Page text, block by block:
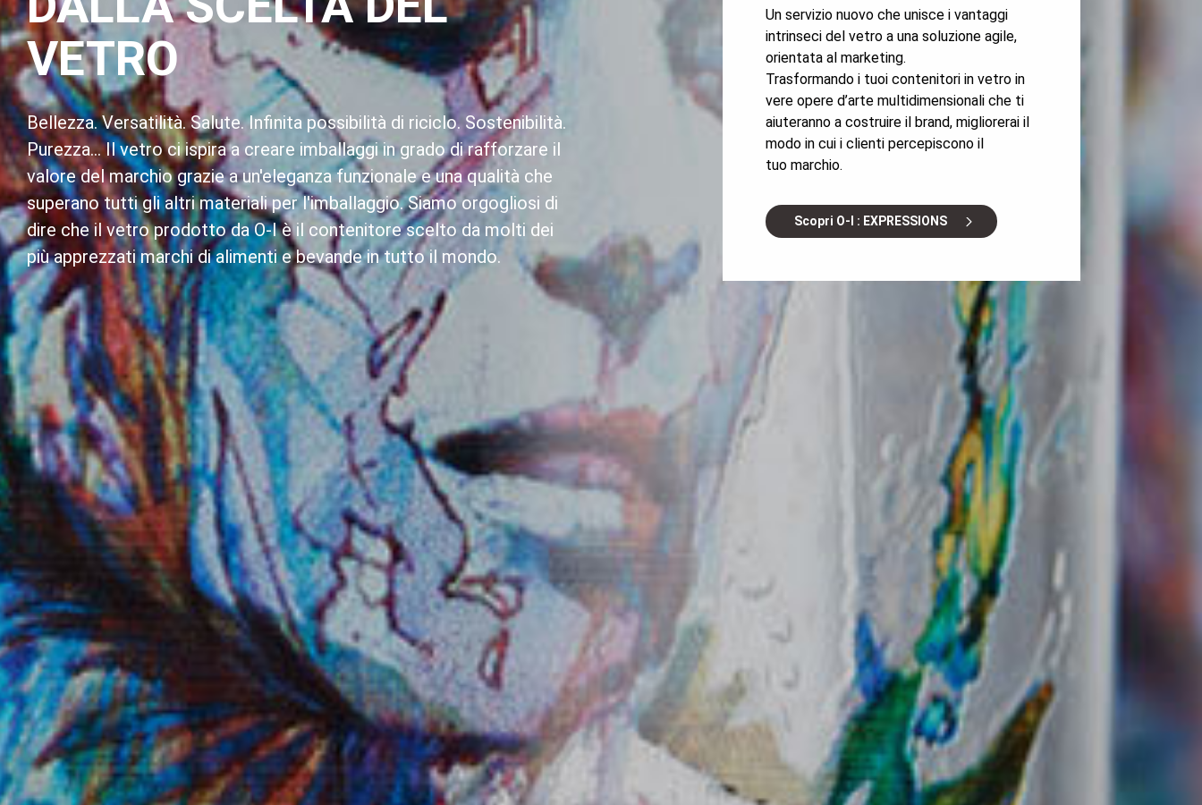
VETRO
Bellezza. Versatilità. Salute. Infinita possibilità di riciclo. Sostenibilità.
Purezza... Il vetro ci ispira a creare imballaggi in grado di rafforzare il
valore del marchio grazie a un'eleganza funzionale e una qualità che
superano tutti gli altri materiali per l'imballaggio. Siamo orgogliosi di
dire che il vetro prodotto da O-I è il contenitore scelto da molti dei
più apprezzati marchi di alimenti e bevande in tutto il mondo.
Un servizio nuovo che unisce i vantaggi
intrinseci del vetro a una soluzione agile,
orientata al marketing.
Trasformando i tuoi contenitori in vetro in
vere opere d’arte multidimensionali che ti
aiuteranno a costruire il brand, migliorerai il
modo in cui i clienti percepiscono il
tuo marchio.
Scopri O-I : EXPRESSIONS